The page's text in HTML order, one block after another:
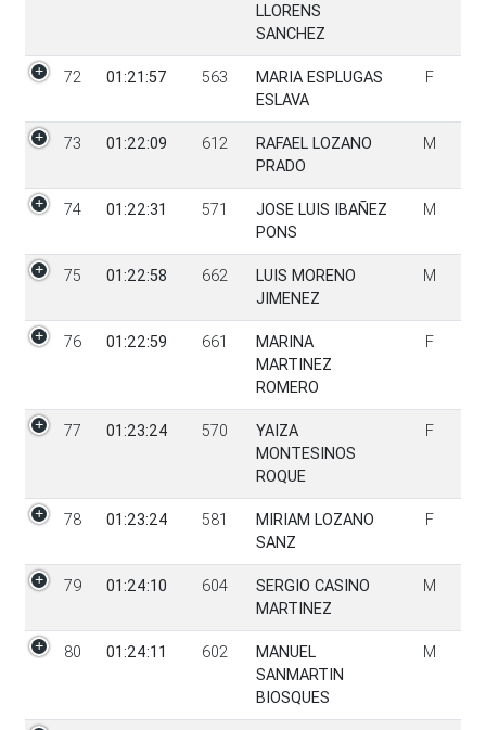
LLORENS
SANCHEZ
72 01:21:57 563
MARIA ESPLUGAS
ESLAVA
F
73 01:22:09 612
RAFAEL LOZANO
PRADO
M
74 01:22:31 571
JOSE LUIS IBAÑEZ
PONS
M
75 01:22:58 662
LUIS MORENO
JIMENEZ
M
76 01:22:59 661
MARINA
MARTINEZ
ROMERO
F
77 01:23:24 570
YAIZA
MONTESINOS
ROQUE
F
78 01:23:24 581
MIRIAM LOZANO
SANZ
F
79 01:24:10 604
SERGIO CASINO
MARTINEZ
M
80 01:24:11 602
MANUEL
SANMARTIN
BIOSQUES
M